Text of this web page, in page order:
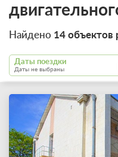
Найдено 14
Даты поездки
Даты не выбраны